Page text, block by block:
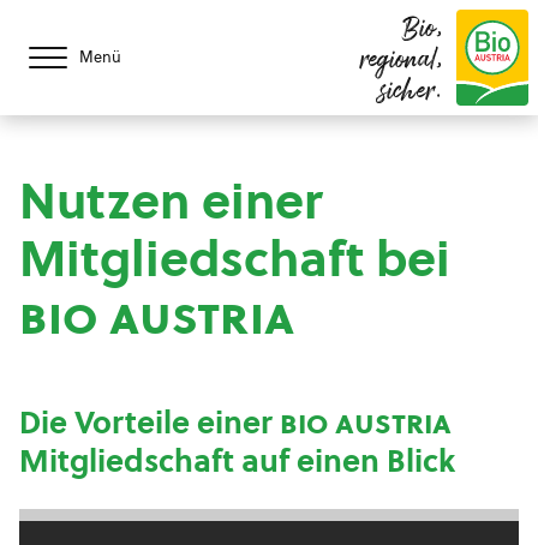
Menü
Bio,
regional,
sicher.
Nutzen einer
Mitgliedschaft bei
bio austria
Die Vorteile einerbio austria
Mitgliedschaft auf einen Blick